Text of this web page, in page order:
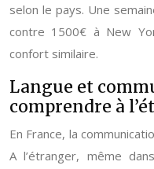
selon le pays. Une
contre 1500€ à New
confort similaire.
Langue et
comprendre à
En France, la
A l’étranger, même